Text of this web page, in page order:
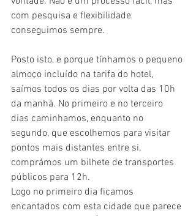
com pesquisa e flexibilidade
conseguimos sempre.
Posto isto, e porque tínhamos o pequeno
almoço incluído na tarifa do hotel,
saímos todos os dias por volta das 10h
da manhã. No primeiro e no terceiro
dias caminhamos, enquanto no
segundo, que escolhemos para visitar
pontos mais distantes entre si,
comprámos um bilhete de transportes
públicos para 12h.
Logo no primeiro dia ficamos
encantados com esta cidade que parece